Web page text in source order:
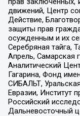
движений, Центр
Действие,
защиты прав
осужденным и их
Серебряная тайга,
Апрель, Самарская
Аналитический
Гагарина, Фонд
СИБАЛЬТ,
Евразии, Институт
Российский
Дальневосточный